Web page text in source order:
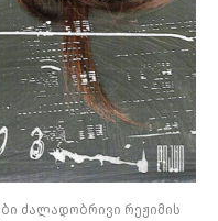
ძალადობრივი რეჟიმის